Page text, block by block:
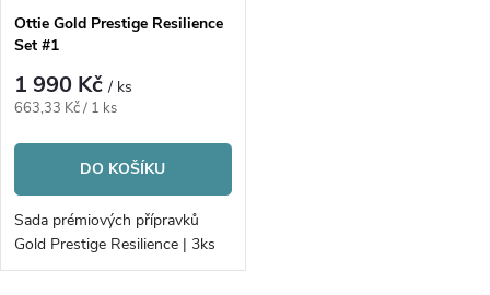
Ottie Gold Prestige Resilience
Set #1
1 990 Kč/ ks
Měrná
663,33 Kč / 1 ks
DO KOŠÍKU
Sada prémiových přípravků
Gold Prestige Resilience | 3ks